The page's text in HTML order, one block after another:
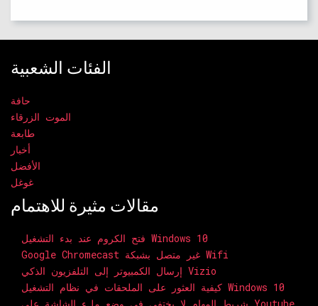
الفئات الشعبية
حافة
الموت الزرقاء
طابعة
أخبار
الأفضل
غوغل
مقالات مثيرة للاهتمام
فتح الكروم عند بدء التشغيل Windows 10
Google Chromecast غير متصل بشبكة Wifi
إرسال الكمبيوتر إلى التلفزيون الذكي Vizio
كيفية العثور على الملحقات في نظام التشغيل Windows 10